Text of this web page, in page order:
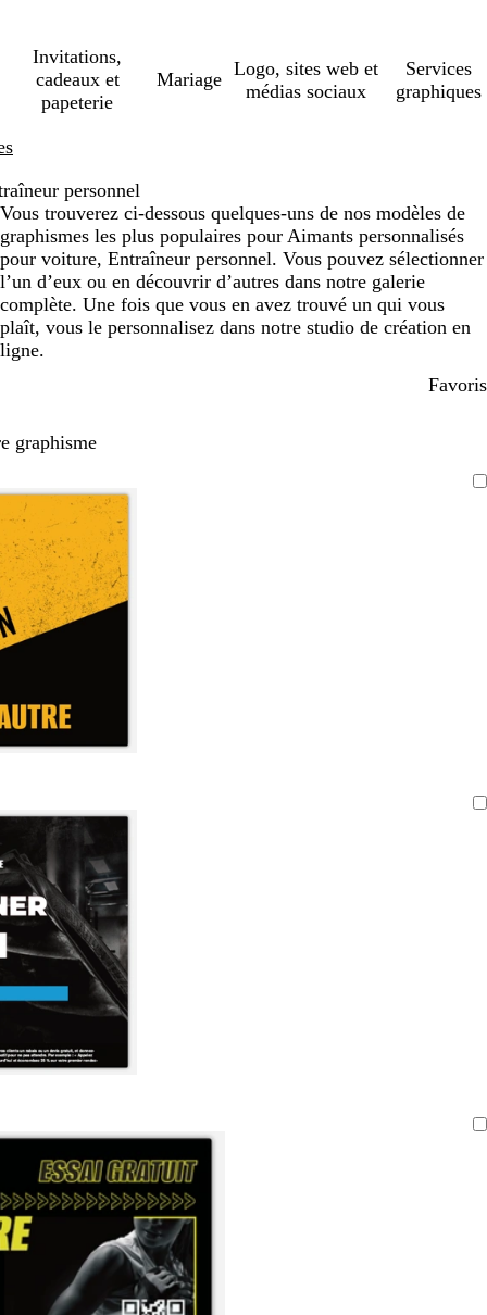
Invitations,
cadeaux et
papeterie
Mariage
Logo, sites web et
médias sociaux
Services
graphiques
personnel
Vous trouverez ci-dessous quelques-uns de nos modèles de
graphismes les plus populaires pour Aimants personnalisés
pour voiture, Entraîneur personnel. Vous pouvez sélectionner
l’un d’eux ou en découvrir d’autres dans notre galerie
complète. Une fois que vous en avez trouvé un qui vous
plaît, vous le personnalisez dans notre studio de création en
ligne.
Favoris
graphisme